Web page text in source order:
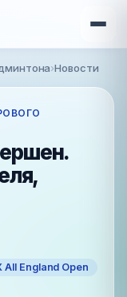
›Новости
All England Open